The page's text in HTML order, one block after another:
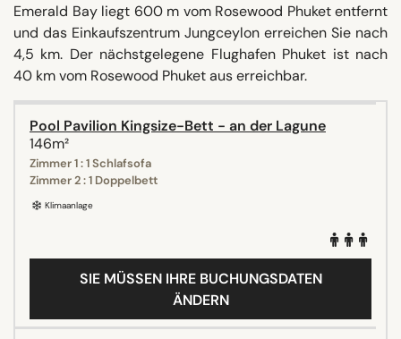
Emerald Bay liegt 600 m vom Rosewood Phuket entfernt
und das Einkaufszentrum Jungceylon erreichen Sie nach
4,5 km. Der nächstgelegene Flughafen Phuket ist nach
40 km vom Rosewood Phuket aus erreichbar.
Pool Pavilion Kingsize-Bett - an der Lagune
146m²
Zimmer 1 : 1 Schlafsofa
Zimmer 2 : 1 Doppelbett
Klimaanlage
SIE MÜSSEN IHRE BUCHUNGSDATEN
ÄNDERN